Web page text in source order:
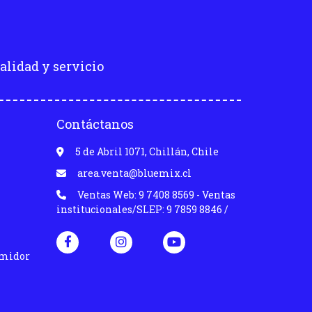
y servicio
Contáctanos
5 de Abril 1071, Chillán, Chile
area.venta@bluemix.cl
Ventas Web: 9 7408 8569 - Ventas
institucionales/SLEP: 9 7859 8846 /